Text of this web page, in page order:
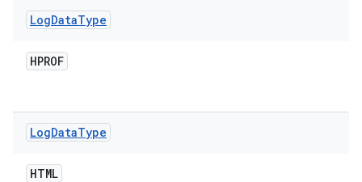
LogDataType
HPROF
LogDataType
HTML